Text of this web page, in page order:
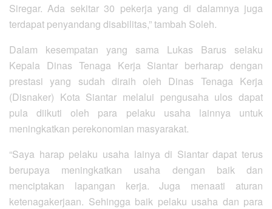
Siregar. Ada sekitar 30 pekerja yang di dalamnya juga
terdapat penyandang disabilitas,” tambah Soleh.
Dalam kesempatan yang sama Lukas Barus selaku
Kepala Dinas Tenaga Kerja Siantar berharap dengan
prestasi yang sudah diraih oleh Dinas Tenaga Kerja
(Disnaker) Kota Siantar melalui pengusaha ulos dapat
pula diikuti oleh para pelaku usaha lainnya untuk
meningkatkan perekonomian masyarakat.
“Saya harap pelaku usaha lainya di Siantar dapat terus
berupaya meningkatkan usaha dengan baik dan
menciptakan lapangan kerja. Juga menaati aturan
ketenagakerjaan. Sehingga baik pelaku usaha dan para